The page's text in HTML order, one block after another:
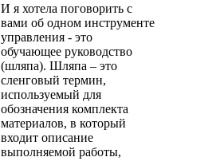
И я хотела поговорить с
вами об одном инструменте
управления - это
обучающее руководство
(шляпа). Шляпа – это
сленговый термин,
используемый для
обозначения комплекта
материалов, в который
входит описание
выполняемой работы,